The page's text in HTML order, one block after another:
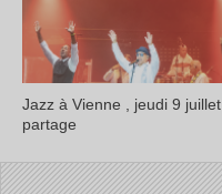
Jazz à Vienne , jeudi 9
partage